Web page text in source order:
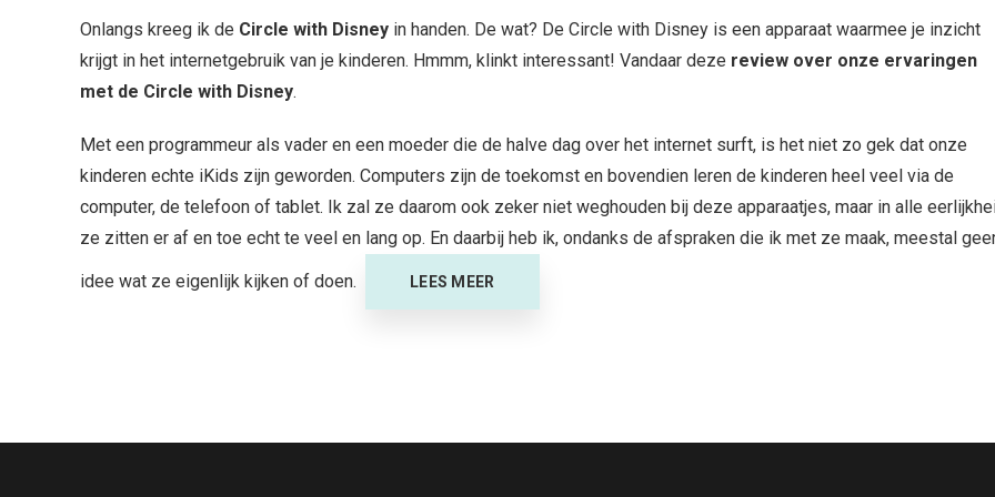
Onlangs kreeg ik de Circle with Disney in handen. De wat? De Circle with Disney is een apparaat waarmee je inzicht
krijgt in het internetgebruik van je kinderen. Hmmm, klinkt interessant! Vandaar deze review over onze ervaringen
met de Circle with Disney.
Met een programmeur als vader en een moeder die de halve dag over het internet surft, is het niet zo gek dat onze
kinderen echte iKids zijn geworden. Computers zijn de toekomst en bovendien leren de kinderen heel veel via de
computer, de telefoon of tablet. Ik zal ze daarom ook zeker niet weghouden bij deze apparaatjes, maar in alle
ze zitten er af en toe echt te veel en lang op. En daarbij heb ik, ondanks de afspraken die ik met ze maak, meestal
idee wat ze eigenlijk kijken of doen. LEES MEER